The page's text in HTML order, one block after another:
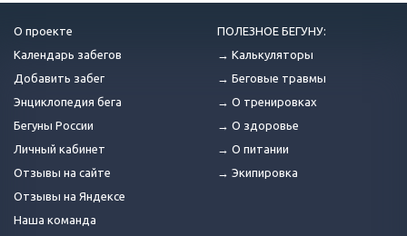
О проекте
Календарь забегов
Добавить забег
Энциклопедия бега
Бегуны России
Личный кабинет
Отзывы на сайте
Отзывы на Яндексе
Наша команда
ПОЛЕЗНОЕ БЕГУНУ:
→ Калькуляторы
→ Беговые травмы
→ О тренировках
→ О здоровье
→ О питании
→ Экипировка